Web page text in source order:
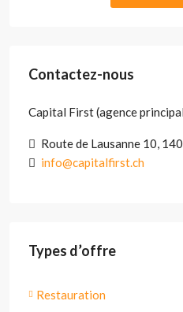
Contactez-nous
Capital First (agence
Route de Lausanne 10,
info@capitalfirst.ch
Types d’offre
Restauration